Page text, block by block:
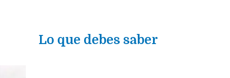
Lo que debes saber